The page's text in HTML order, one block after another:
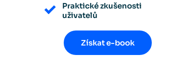
Praktické zkušenosti
uživatelů
Získat e-book